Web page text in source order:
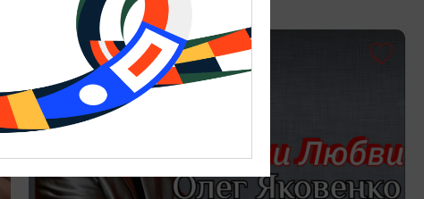
ОТ 3000₽